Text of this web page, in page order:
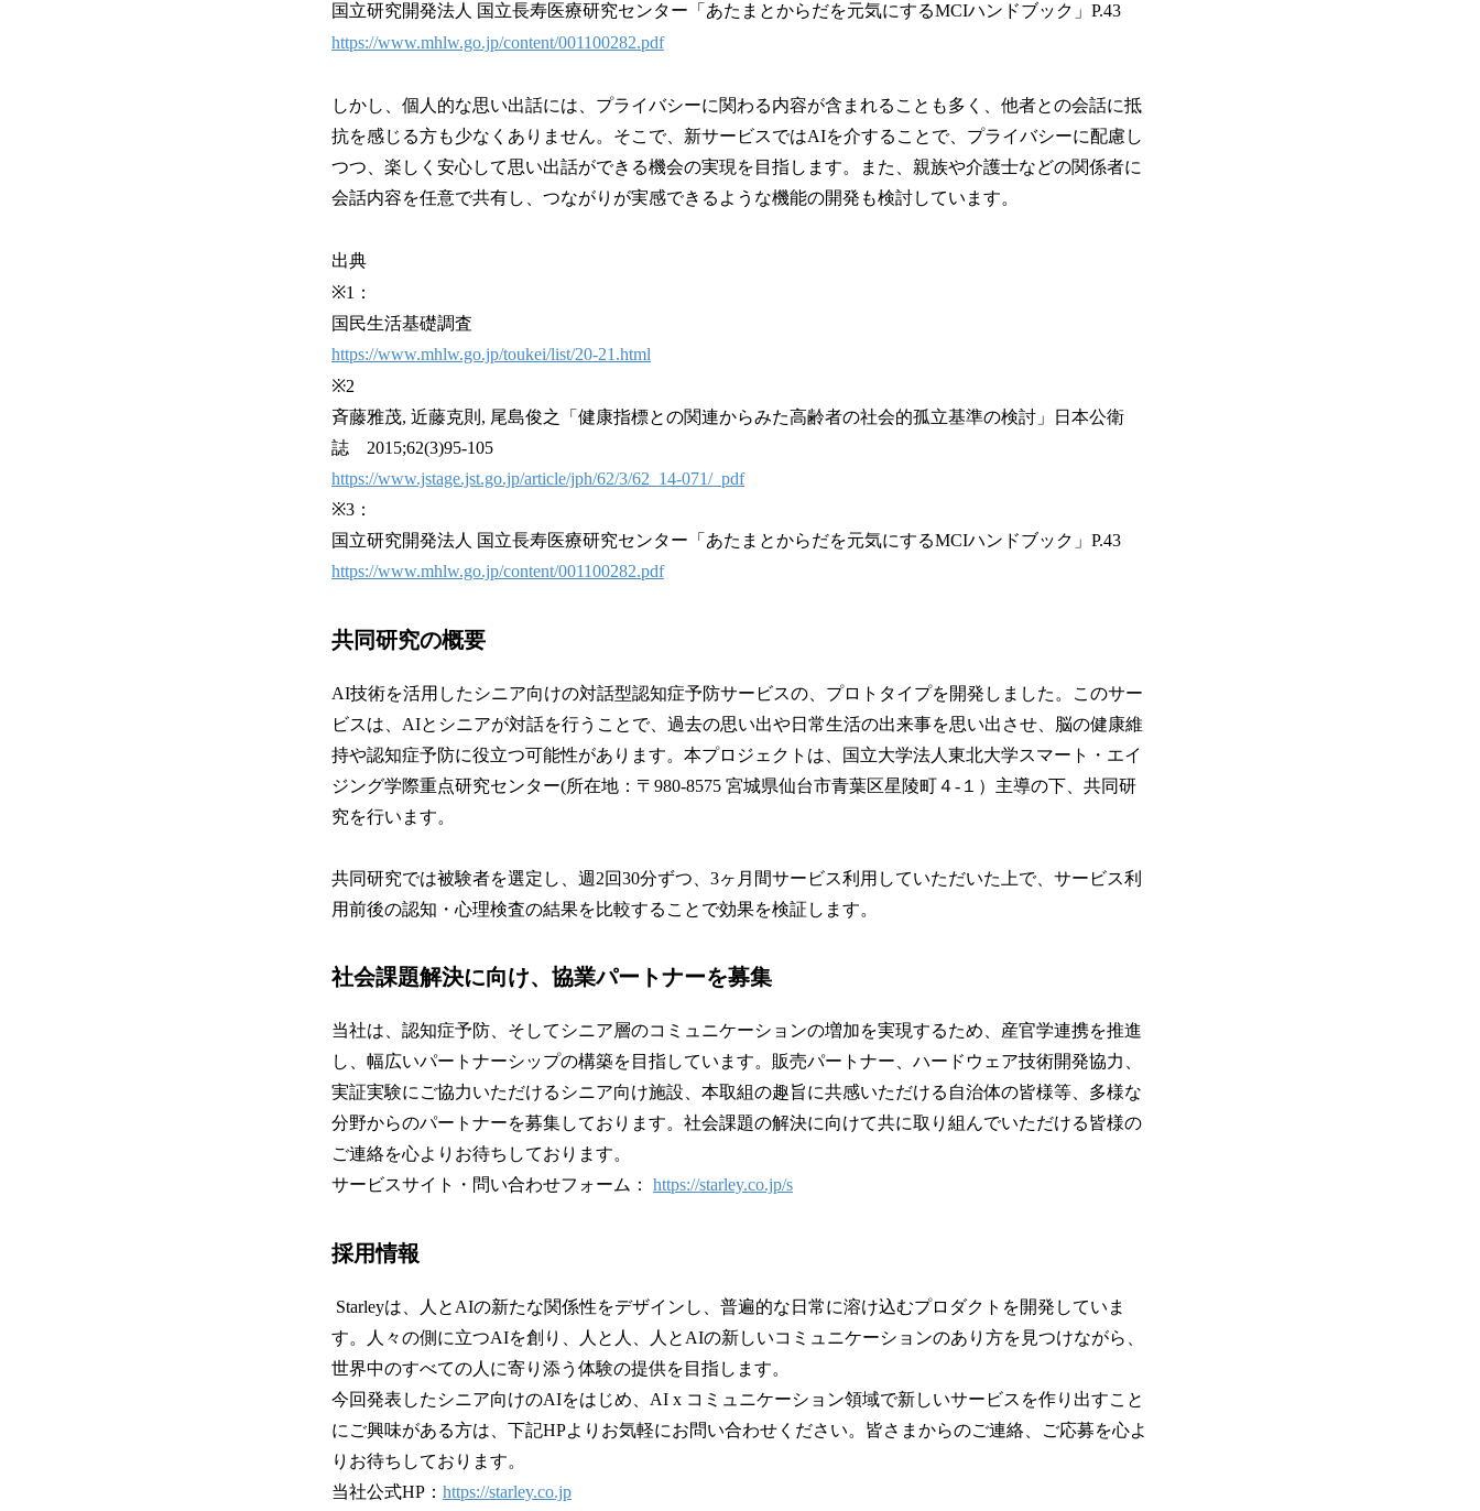
国立研究開発法人 国立長寿医療研究センター「あたまとからだを元気にするMCIハンドブック」P.43
https://www.mhlw.go.jp/content/001100282.pdf
しかし、個人的な思い出話には、プライバシーに関わる内容が含まれることも多く、他者との会話に抵
抗を感じる方も少なくありません。そこで、新サービスではAIを介することで、プライバシーに配慮し
つつ、楽しく安心して思い出話ができる機会の実現を目指します。また、親族や介護士などの関係者に
会話内容を任意で共有し、つながりが実感できるような機能の開発も検討しています。
出典
※1：
国民生活基礎調査
https://www.mhlw.go.jp/toukei/list/20-21.html
※2
斉藤雅茂, 近藤克則, 尾島俊之「健康指標との関連からみた高齢者の社会的孤立基準の検討」日本公衛
誌 2015;62(3)95-105
https://www.jstage.jst.go.jp/article/jph/62/3/62_14-071/_pdf
※3：
国立研究開発法人 国立長寿医療研究センター「あたまとからだを元気にするMCIハンドブック」P.43
https://www.mhlw.go.jp/content/001100282.pdf
共同研究の概要
AI技術を活用したシニア向けの対話型認知症予防サービスの、プロトタイプを開発しました。このサー
ビスは、AIとシニアが対話を行うことで、過去の思い出や日常生活の出来事を思い出させ、脳の健康維
持や認知症予防に役立つ可能性があります。本プロジェクトは、国立大学法人東北大学スマート・エイ
ジング学際重点研究センター(所在地：〒980-8575 宮城県仙台市青葉区星陵町４-１）主導の下、共同研
究を行います。
共同研究では被験者を選定し、週2回30分ずつ、3ヶ月間サービス利用していただいた上で、サービス利
用前後の認知・心理検査の結果を比較することで効果を検証します。
社会課題解決に向け、協業パートナーを募集
当社は、認知症予防、そしてシニア層のコミュニケーションの増加を実現するため、産官学連携を推進
し、幅広いパートナーシップの構築を目指しています。販売パートナー、ハードウェア技術開発協力、
実証実験にご協力いただけるシニア向け施設、本取組の趣旨に共感いただける自治体の皆様等、多様な
分野からのパートナーを募集しております。社会課題の解決に向けて共に取り組んでいただける皆様の
ご連絡を心よりお待ちしております。
サービスサイト・問い合わせフォーム： https://starley.co.jp/s
採用情報
Starleyは、人とAIの新たな関係性をデザインし、普遍的な日常に溶け込むプロダクトを開発していま
す。人々の側に立つAIを創り、人と人、人とAIの新しいコミュニケーションのあり方を見つけながら、
世界中のすべての人に寄り添う体験の提供を目指します。
今回発表したシニア向けのAIをはじめ、AI x コミュニケーション領域で新しいサービスを作り出すこと
にご興味がある方は、下記HPよりお気軽にお問い合わせください。皆さまからのご連絡、ご応募を心よ
りお待ちしております。
当社公式HP： https://starley.co.jp